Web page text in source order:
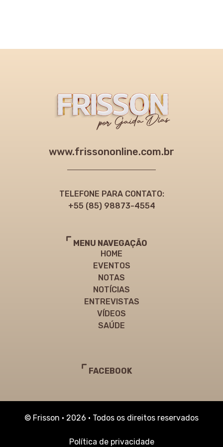
www.frissononline.com.br
TELEFONE PARA CONTATO:
+55 (85) 98873-4554
MENU NAVEGAÇÃO
HOME
EVENTOS
NOTAS
NOTÍCIAS
ENTREVISTAS
VÍDEOS
SAÚDE
FACEBOOK
© Frisson • 2026 • Todos os direitos reservados
Política de privacidade